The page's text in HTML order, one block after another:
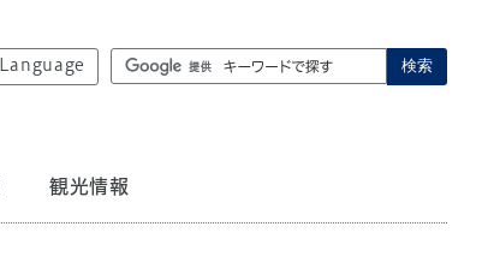
Language 検索
観光情報